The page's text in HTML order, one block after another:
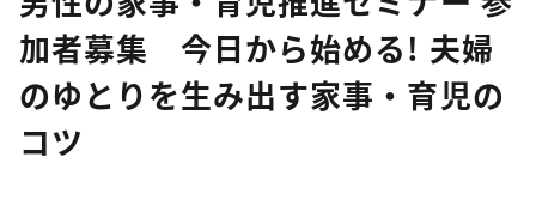
加者募集 今日から始める! 夫婦
のゆとりを生み出す家事・育児の
コツ